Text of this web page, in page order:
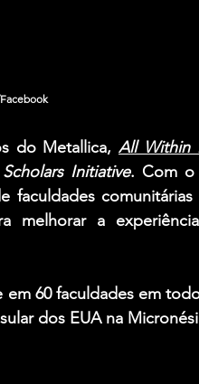
do Metallica, All Within
Initiative. Com o
faculdades
melhorar a
60 faculdades em
dos EUA na